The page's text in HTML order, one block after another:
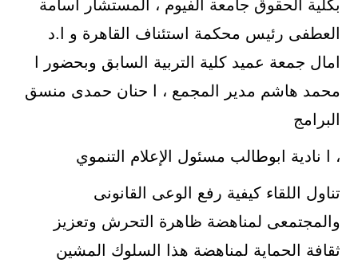
بكلية الحقوق جامعة الفيوم ، المستشار أسامة
العطفى رئيس محكمة استئناف القاهرة و ا.د
امال جمعة عميد كلية التربية السابق وبحضور ا
محمد هاشم مدير المجمع ، ا حنان حمدى منسق
البرامج
، ا نادية ابوطالب مسئول الإعلام التنموي
تناول اللقاء كيفية رفع الوعى القانونى
والمجتمعى لمناهضة ظاهرة التحرش وتعزيز
ثقافة الحماية لمناهضة هذا السلوك المشين